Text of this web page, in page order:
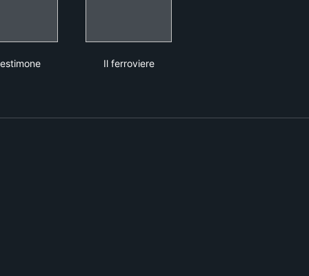
Il ferroviere